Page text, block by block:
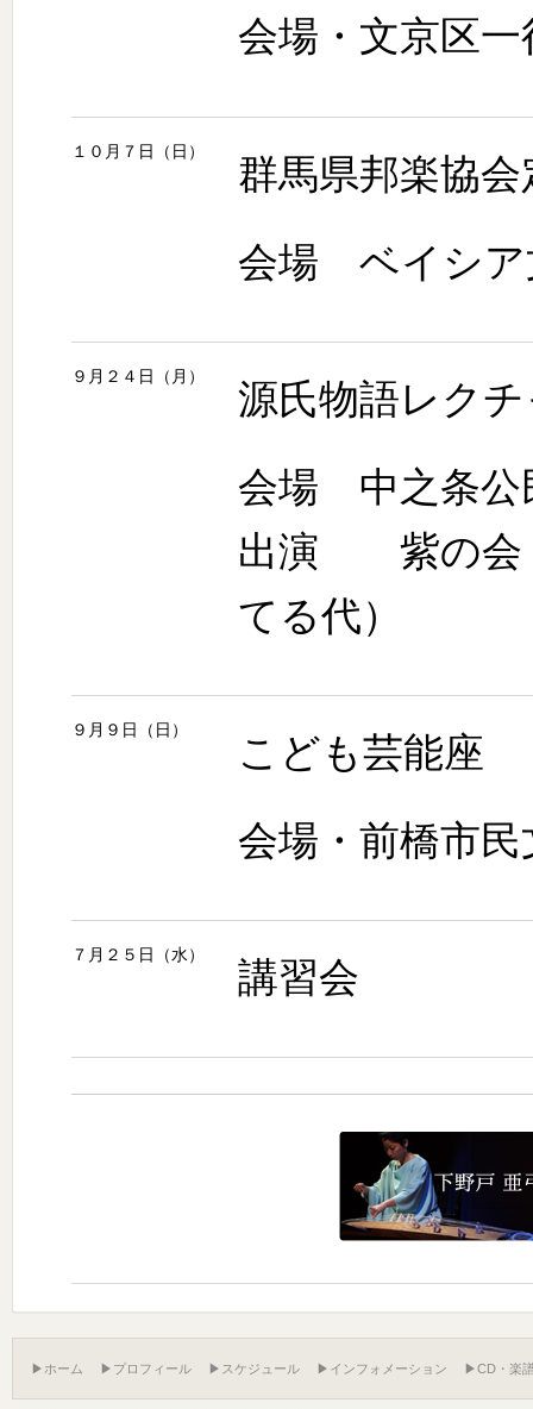
会場・文京区一
１０月７日（日）
群馬県邦楽協
会場 ベイシア
９月２４日（月）
源氏物語レク
会場 中之条公
出演 紫の会（
てる代）
９月９日（日）
こども芸能座
会場・前橋市
７月２５日（水） 講習会
▶ホーム ▶プロフィール ▶スケジュール ▶インフォメーション ▶CD・楽